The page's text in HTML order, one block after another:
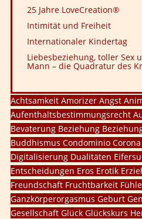
25 Jahre LoveCreation®
Intimität und Freiheit
Internationaler Kindertag
Liebesbeziehung, toller Sex
Mann – die Quadratur des
Achtsamkeit Amorizer Angst
Aufenthaltsbestimmungsrecht
Bevaterung Beziehung
Buddhismus Condominio Corona
Digitalisierung Dualitäten
Entscheidungen Eros Erotik
Freundschaft Fruchtbarkeit
Ganzkörperorgasmus Geburt
Gesellschaft Glück Glückskurs